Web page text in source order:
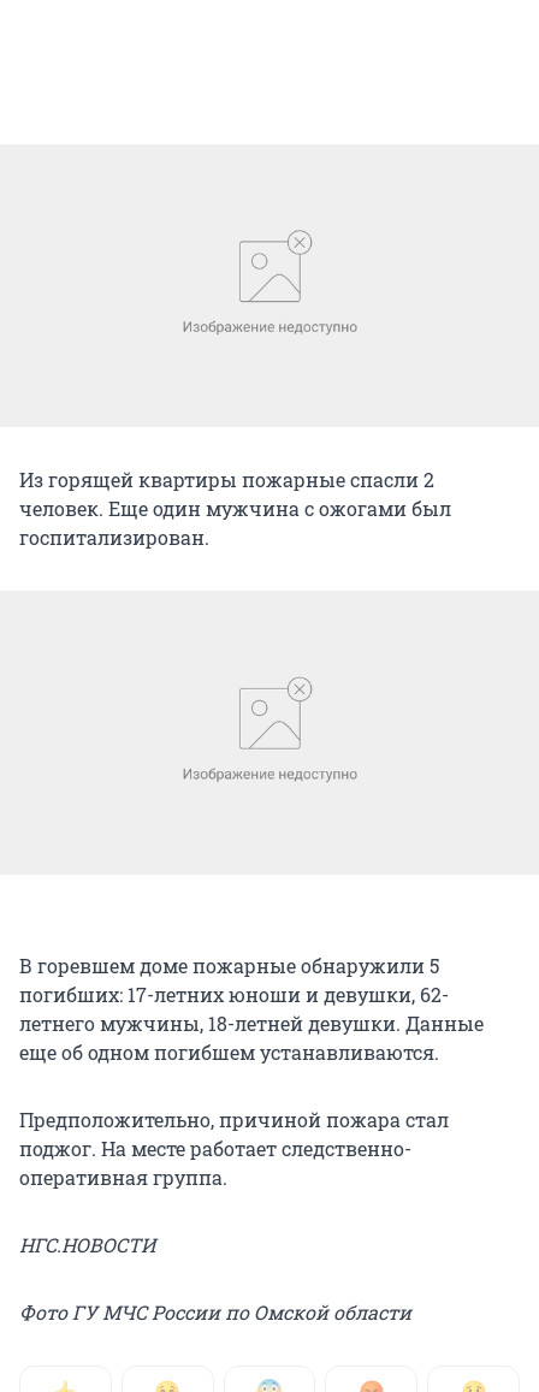
Из горящей квартиры пожарные спасли 2
человек. Еще один мужчина с ожогами был
госпитализирован.
В горевшем доме пожарные обнаружили 5
погибших: 17-летних юноши и девушки, 62-
летнего мужчины, 18-летней девушки. Данные
еще об одном погибшем устанавливаются.
Предположительно, причиной пожара стал
поджог. На месте работает следственно-
оперативная группа.
НГС.НОВОСТИ
Фото ГУ МЧС России по Омской области